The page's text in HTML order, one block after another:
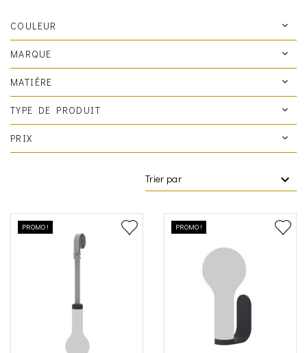
COULEUR
MARQUE
MATIÈRE
TYPE DE PRODUIT
PRIX
Trier par
PROMO ! PROMO !